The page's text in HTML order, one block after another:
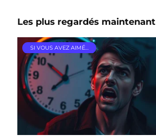
Les plus regardés maintenant
SI VOUS AVEZ AIMÉ…